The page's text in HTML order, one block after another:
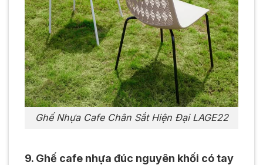
Ghế Nhựa Cafe Chân Sắt Hiện Đại LAGE22
9. Ghế cafe nhựa đúc nguyên khối có tay